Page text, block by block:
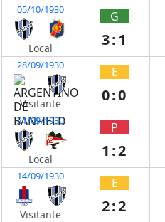
05/10/1930
Local
G
3:1
28/09/1930
Visitante
E
0:0
21/09/1930
Local
P
1:2
14/09/1930
Visitante
E
2:2